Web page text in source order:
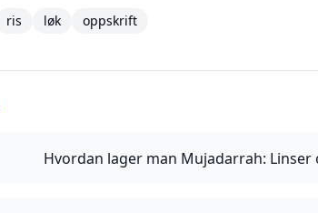
ris løk oppskrift
Hvordan lager man Mujadarrah: